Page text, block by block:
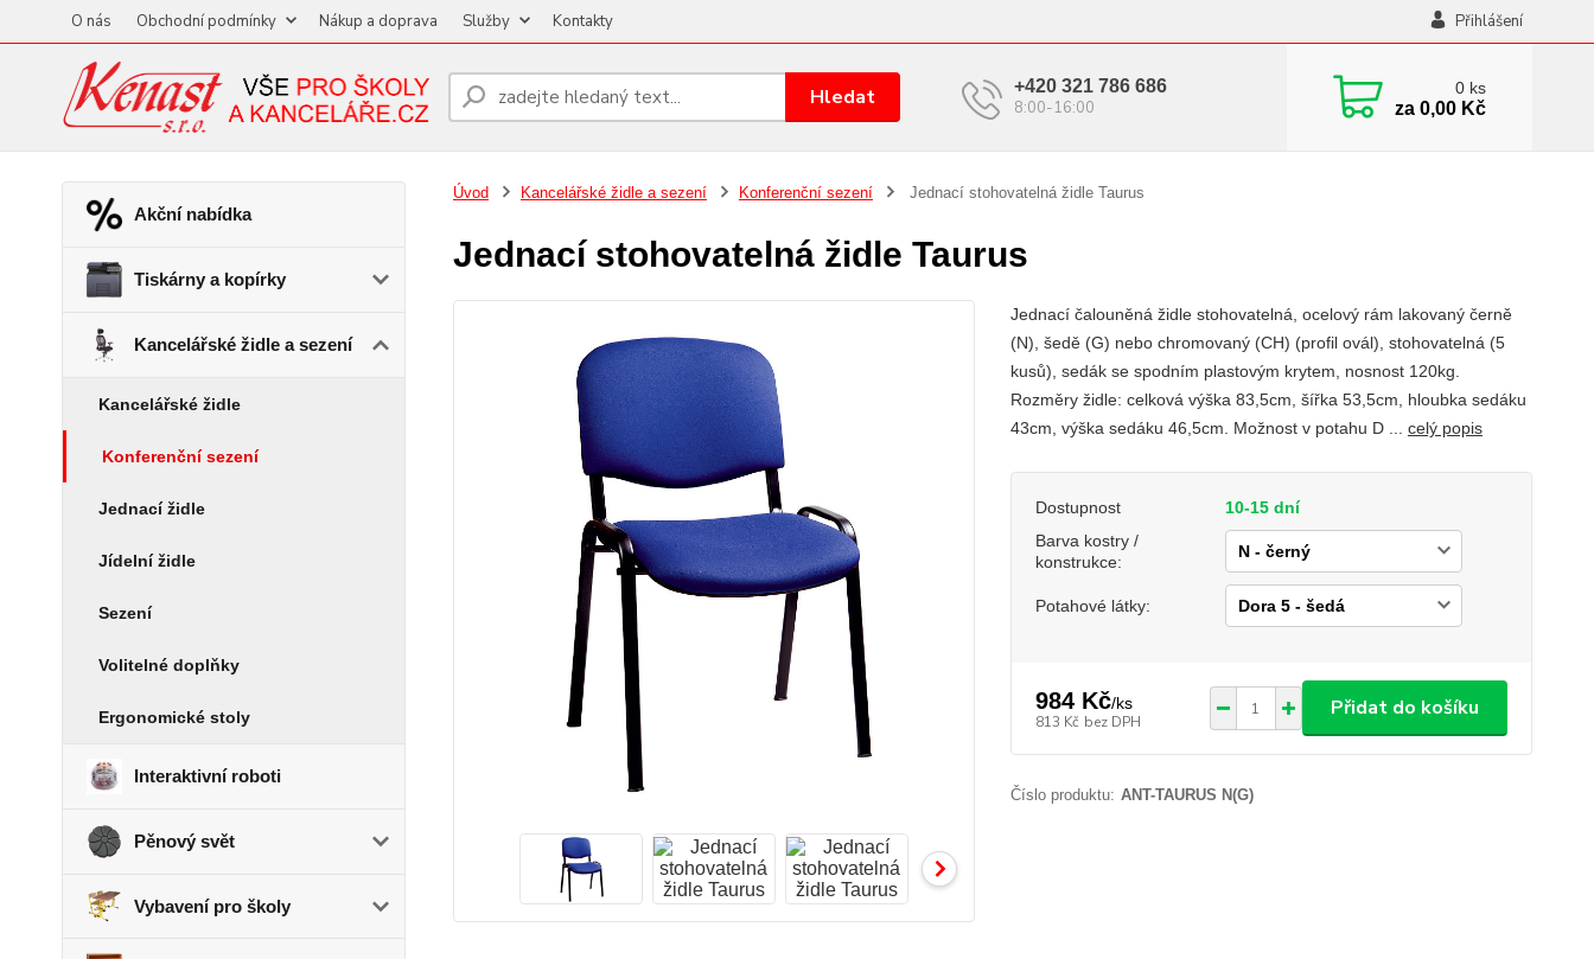
O nás Obchodní podmínky Nákup a doprava Služby Kontakty Přihlášení
Hledat +420 321 786 686
8:00-16:00
0 ks
za 0,00 Kč
Akční nabídka
Tiskárny a kopírky
Kancelářské židle a sezení
Kancelářské židle
Konferenční sezení
Jednací židle
Jídelní židle
Sezení
Volitelné doplňky
Ergonomické stoly
Interaktivní roboti
Pěnový svět
Vybavení pro školy
Úvod Kancelářské židle a sezení Konferenční sezení Jednací stohovatelná židle Taurus
Jednací stohovatelná židle Taurus
Jednací čalouněná židle stohovatelná, ocelový rám lakovaný černě
(N), šedě (G) nebo chromovaný (CH) (profil ovál), stohovatelná (5
kusů), sedák se spodním plastovým krytem, nosnost 120kg.
Rozměry židle: celková výška 83,5cm, šířka 53,5cm, hloubka sedáku
43cm, výška sedáku 46,5cm. Možnost v potahu D ... celý popis
Dostupnost
10-15 dní
Barva kostry /
konstrukce:
Potahové látky:
984 Kč/ks
813 Kč bez DPH
Přidat do košíku
Číslo produktu: ANT-TAURUS N(G)